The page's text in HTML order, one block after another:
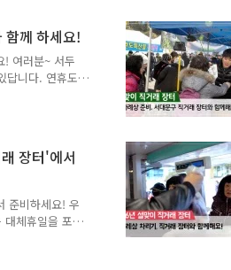
미구성) ○ 주
스 운영 신제품
함께 하세요!
! 여러분~ 서두
답니다. 연휴도
. 우수한 품질
오늘 17시까
가 보다
여러분이 찾아
래 장터'와 함
장터'에서
준비하세요! 우
체휴일을 포
세우고 기다
터 고민하고